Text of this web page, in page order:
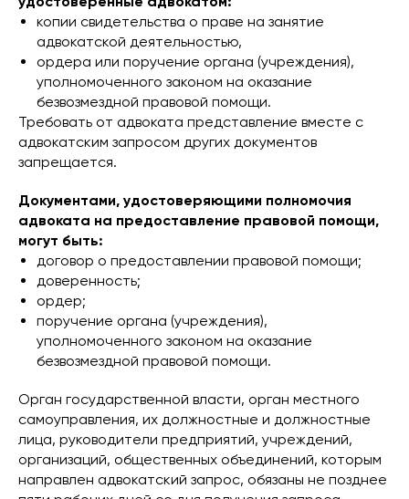
копии свидетельства о праве на занятие
адвокатской деятельностью,
ордера или поручение органа (учреждения),
уполномоченного законом на оказание
безвозмездной правовой помощи.
Требовать от адвоката представление вместе с
адвокатским запросом других документов
запрещается.
Документами, удостоверяющими полномочия
адвоката на предоставление правовой помощи,
могут быть:
договор о предоставлении правовой помощи;
доверенность;
ордер;
поручение органа (учреждения),
уполномоченного законом на оказание
безвозмездной правовой помощи.
Орган государственной власти, орган местного
самоуправления, их должностные и должностные
лица, руководители предприятий, учреждений,
организаций, общественных объединений, которым
направлен адвокатский запрос, обязаны не позднее